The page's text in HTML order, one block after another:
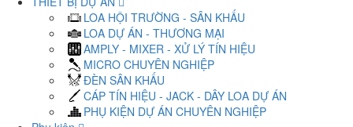
LOA HỘI TRƯỜNG - SÂN KHẤU
LOA DỰ ÁN - THƯƠNG MẠI
AMPLY - MIXER - XỬ LÝ TÍN HIỆU
MICRO CHUYÊN NGHIỆP
ĐÈN SÂN KHẤU
CÁP TÍN HIỆU - JACK - DÂY LOA DỰ ÁN
PHỤ KIỆN DỰ ÁN CHUYÊN NGHIỆP